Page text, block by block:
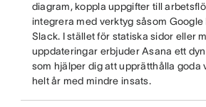
diagram, koppla uppgifter till
integrera med verktyg såsom
Slack. I stället för statiska sidor eller
uppdateringar erbjuder Asana ett
som hjälper dig att upprätthålla goda
helt år med mindre insats.